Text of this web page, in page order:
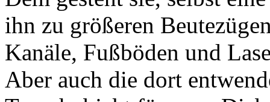
ihn zu größeren
Kanäle, Fußböden und
Aber auch die dort